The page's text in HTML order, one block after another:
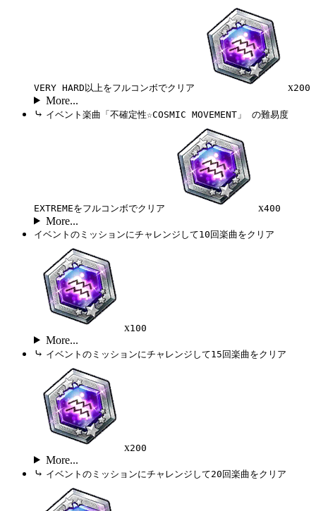
VERY HARD以上をフルコンボでクリア x200
More...
⤷ イベント楽曲「不確定性☆COSMIC MOVEMENT」 の難易度
EXTREMEをフルコンボでクリア x400
More...
イベントのミッションにチャレンジして10回楽曲をクリア
x100
More...
⤷ イベントのミッションにチャレンジして15回楽曲をクリア
x200
More...
⤷ イベントのミッションにチャレンジして20回楽曲をクリア